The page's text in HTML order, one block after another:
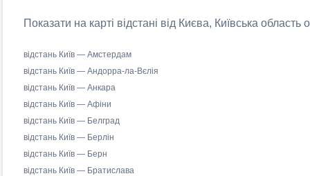
Показати на карті відстані від Києва, Київська
відстань Київ — Амстердам
відстань Київ — Андорра-ла-Вєлія
відстань Київ — Анкара
відстань Київ — Афіни
відстань Київ — Белград
відстань Київ — Берлін
відстань Київ — Берн
відстань Київ — Братислава